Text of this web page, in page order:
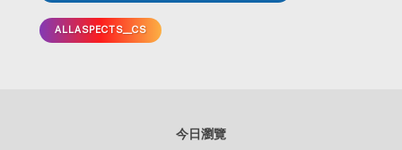
ALLASPECTS__CS
今日瀏覽